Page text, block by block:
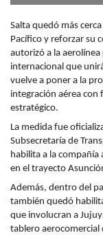
Salta quedó más
Pacífico y reforzar su
autorizó a la aerolínea
internacional que
vuelve a poner a la
integración aérea
estratégico.
La medida fue
Subsecretaría de
habilita a la compañía
en el trayecto
Además, dentro del
también quedó
que involucran a Jujuy
tablero